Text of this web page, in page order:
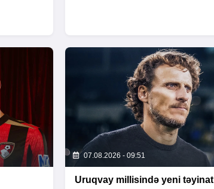
07.08.2026 - 09:51
Uruqvay millisində yeni təyinat